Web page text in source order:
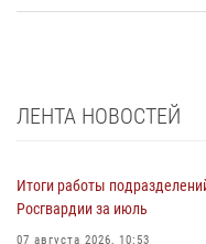
ЛЕНТА НОВОСТЕЙ
Итоги работы
Росгвардии за июль
07 августа 2026, 10:53